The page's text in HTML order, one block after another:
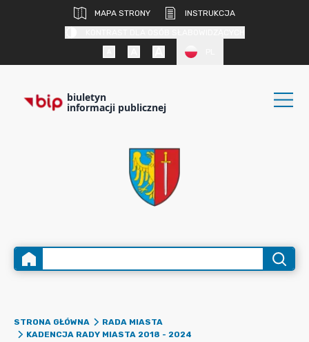
MAPA STRONY
INSTRUKCJA
biuletyn
informacji publicznej
STRONA GŁÓWNA
RADA MIASTA
KADENCJA RADY MIASTA 2018 - 2024